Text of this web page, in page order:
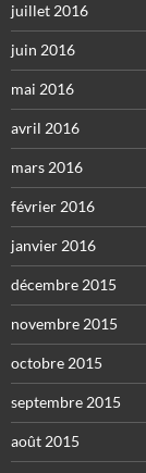
juillet 2016
juin 2016
mai 2016
avril 2016
mars 2016
février 2016
janvier 2016
décembre 2015
novembre 2015
octobre 2015
septembre 2015
août 2015